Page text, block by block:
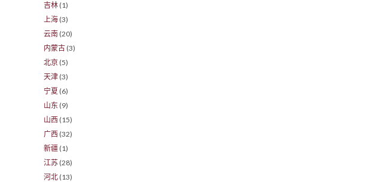
吉林 (1)
上海 (3)
云南 (20)
内蒙古 (3)
北京 (5)
天津 (3)
宁夏 (6)
山东 (9)
山西 (15)
广西 (32)
新疆 (1)
江苏 (28)
河北 (13)